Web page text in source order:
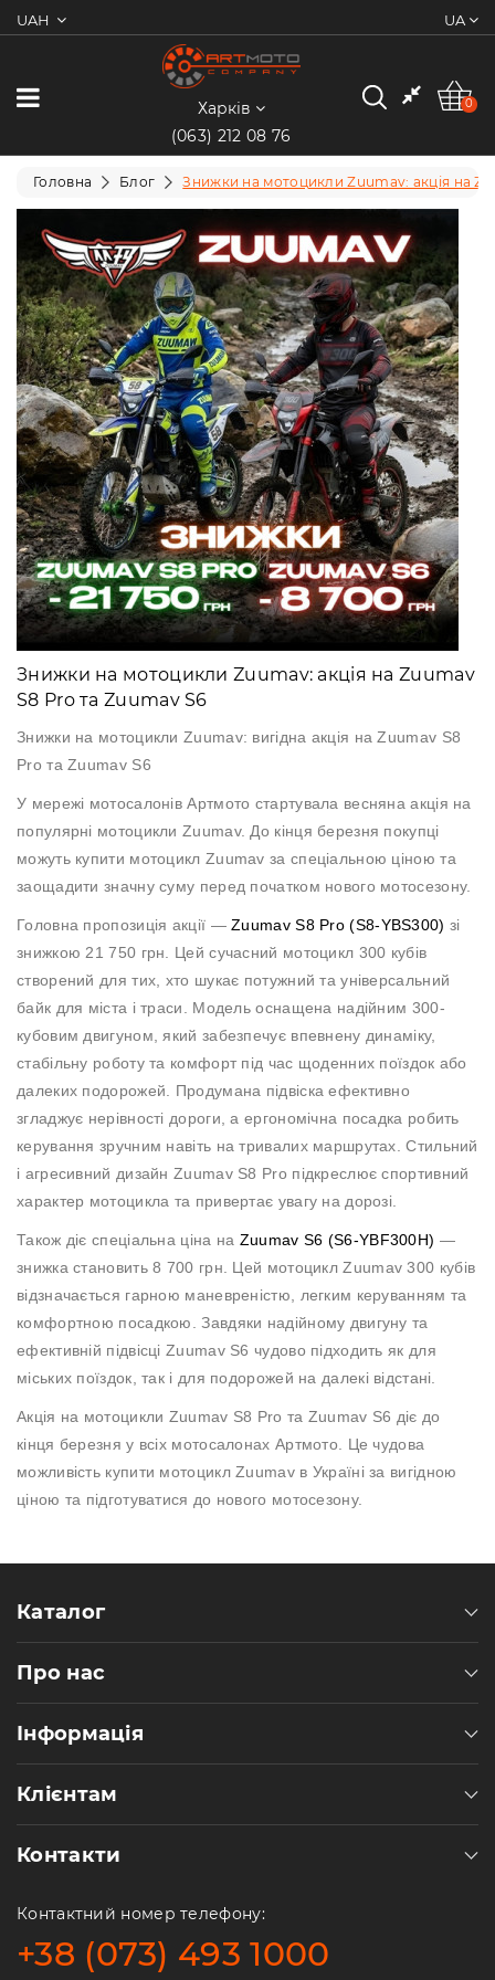
UAH UA
0
Категорії
Мотоцикли
Квадроцикли
Скутери/
Мопеди
Електротранспорт
Екіпіювання
Запчастини
Аксесуари
Акції
Харків
(063)
08
76
artmoto.info@gmail.com
Режим
роботи:
Пн-
Пт
09:00
-
19:00
10:00
-
19:00
Нд
-
вихідний
Харків
(063) 212 08 76
0
Головна Блог Знижки на мотоцикли Zuumav: акція на
Знижки на мотоцикли Zuumav: акція на Zuumav
S8 Pro та Zuumav S6
Знижки на мотоцикли Zuumav: вигідна акція на Zuumav S8
Pro та Zuumav S6
У мережі мотосалонів Артмото стартувала весняна акція на
популярні мотоцикли Zuumav. До кінця березня покупці
можуть купити мотоцикл Zuumav за спеціальною ціною та
заощадити значну суму перед початком нового мотосезону.
Головна пропозиція акції —Zuumav S8 Pro (S8-YBS300) зі
знижкою 21 750 грн . Цей сучасний мотоцикл 300 кубів
створений для тих, хто шукає потужний та універсальний
байк для міста і траси. Модель оснащена надійним 300-
кубовим двигуном, який забезпечує впевнену динаміку,
стабільну роботу та комфорт під час щоденних поїздок або
далеких подорожей. Продумана підвіска ефективно
згладжує нерівності дороги, а ергономічна посадка робить
керування зручним навіть на тривалих маршрутах. Стильний
і агресивний дизайн Zuumav S8 Pro підкреслює спортивний
характер мотоцикла та привертає увагу на дорозі.
Також діє спеціальна ціна на Zuumav S6 (S6-YBF300H) —
знижка становить 8 700 грн . Цей мотоцикл Zuumav 300 кубів
відзначається гарною маневреністю, легким керуванням та
комфортною посадкою. Завдяки надійному двигуну та
ефективній підвісці Zuumav S6 чудово підходить як для
міських поїздок, так і для подорожей на далекі відстані.
Акція на мотоцикли Zuumav S8 Pro та Zuumav S6 діє до
кінця березня у всіх мотосалонах Артмото. Це чудова
можливість купити мотоцикл Zuumav в Україні за вигідною
ціною та підготуватися до нового мотосезону.
Каталог
Про нас
Інформація
Клієнтам
Контакти
Контактний номер телефону:
+38 (073) 493 1000